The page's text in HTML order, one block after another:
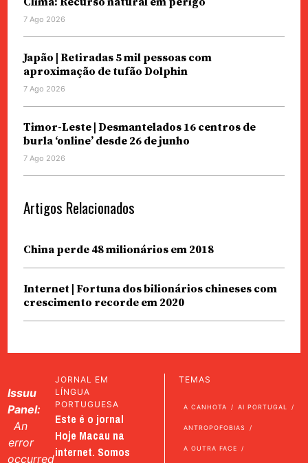
7 Ago 2026
Japão | Retiradas 5 mil pessoas com
aproximação de tufão Dolphin
7 Ago 2026
Timor-Leste | Desmantelados 16 centros de
burla ‘online’ desde 26 de junho
7 Ago 2026
Artigos Relacionados
China perde 48 milionários em 2018
Internet | Fortuna dos bilionários chineses com
crescimento recorde em 2020
Issuu
Panel:
An
error
occurred
JORNAL EM
LÍNGUA
PORTUGUESA
Este é o jornal
Hoje Macau na
internet. Somos
TEMAS
A CANHOTA AI PORTUGAL
ANTROPOFOBIAS
A OUTRA FACE